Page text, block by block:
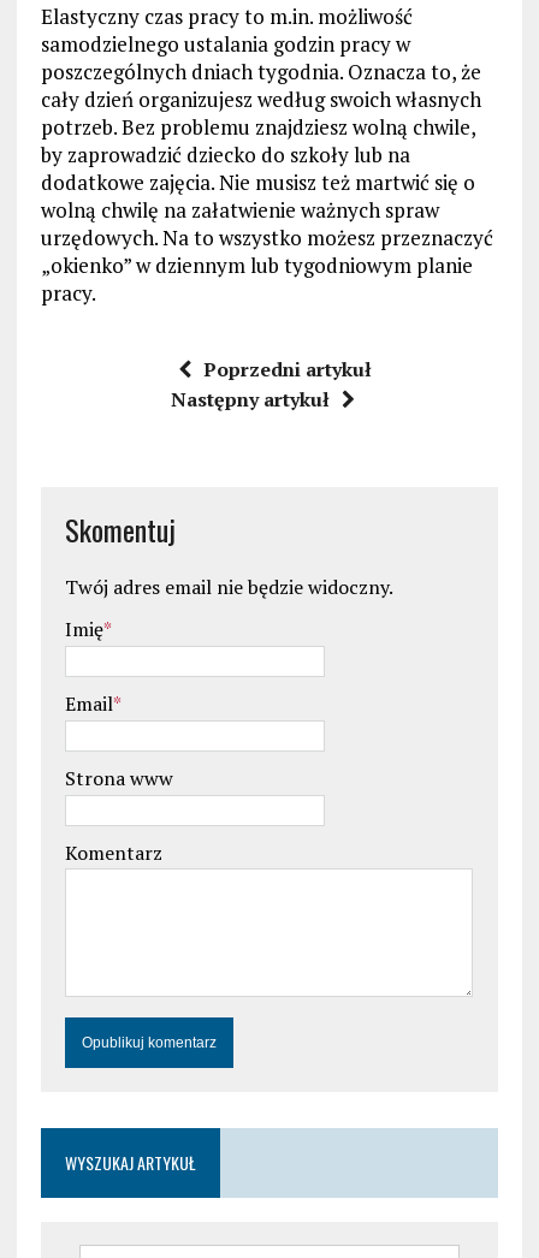
Elastyczny czas pracy to m.in. możliwość
samodzielnego ustalania godzin pracy w
poszczególnych dniach tygodnia. Oznacza to, że
cały dzień organizujesz według swoich własnych
potrzeb. Bez problemu znajdziesz wolną chwile,
by zaprowadzić dziecko do szkoły lub na
dodatkowe zajęcia. Nie musisz też martwić się o
wolną chwilę na załatwienie ważnych spraw
urzędowych. Na to wszystko możesz przeznaczyć
„okienko” w dziennym lub tygodniowym planie
pracy.
Poprzedni artykuł
Następny artykuł
Skomentuj
Twój adres email nie będzie widoczny.
Imię*
Email*
Strona www
Komentarz
WYSZUKAJ ARTYKUŁ